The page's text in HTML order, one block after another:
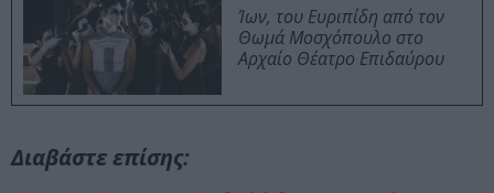
Ίων, του Ευριπίδη από τον
Θωμά Μοσχόπουλο στο
Αρχαίο Θέατρο Επιδαύρου
Διαβάστε επίσης: